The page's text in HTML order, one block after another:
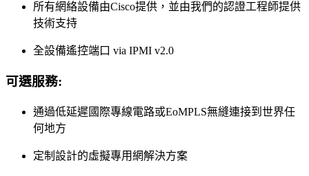
所有網絡設備由Cisco提供，並由我們的認證工程師提供
技術支持
全設備遙控端口 via IPMI v2.0
可選服務:
通過低延遲國際專線電路或EoMPLS無縫連接到世界任
何地方
定制設計的虛擬專用網解決方案